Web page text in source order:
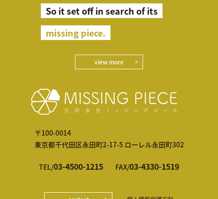
So it set off in search of its
missing piece.
view more
〒100-0014
東京都千代田区永田町2-17-5 ローレル永田町302
TEL/03-4500-1215 FAX/03-4330-1519